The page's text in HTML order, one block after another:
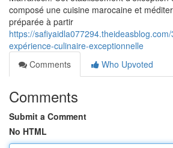
composé une cuisine marocaine et
préparée à partir
https://
expérience-culinaire-exceptionnelle
Comments
Who Upvoted
Comments
Submit a Comment
No HTML